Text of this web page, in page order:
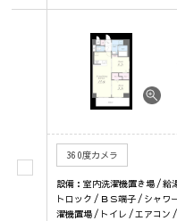
360度カメラ
設備：室内洗濯機置き場 /
トロック / ＢＳ端子 / シャワ
濯機置場 / トイレ / エアコン